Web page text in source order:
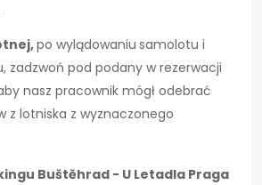
po wylądowaniu samolotu i
zadzwoń pod podany w rezerwacji
nasz pracownik mógł odebrać
z lotniska z wyznaczonego
Buštěhrad - U Letadla Praga